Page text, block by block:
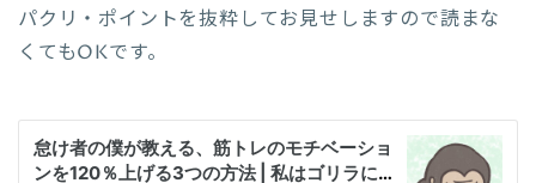
パクリ・ポイントを抜粋してお見せしますので読まな
くてもOKです。